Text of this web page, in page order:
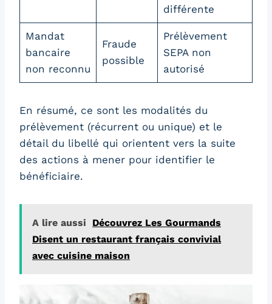
différente
Mandat
bancaire
non reconnu
Fraude
possible
Prélèvement
SEPA non
autorisé
En résumé, ce sont les modalités du
prélèvement (récurrent ou unique) et le
détail du libellé qui orientent vers la suite
des actions à mener pour identifier le
bénéficiaire.
A lire aussi
Découvrez Les Gourmands
Disent un restaurant français convivial
avec cuisine maison